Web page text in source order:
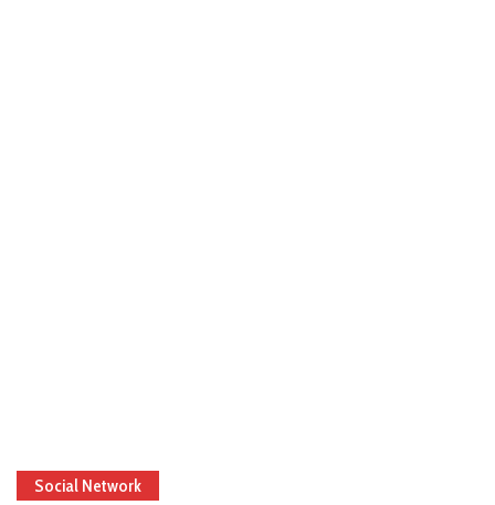
Social Network